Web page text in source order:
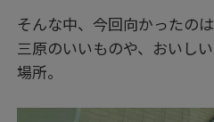
そんな中、今回向かったのは
三原のいいものや、おいし
場所。